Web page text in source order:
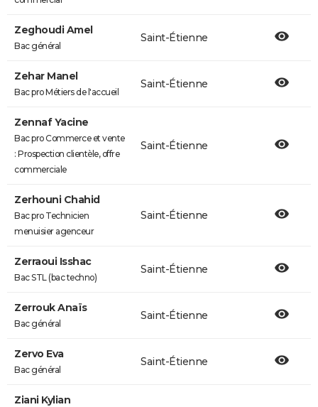
Zeghoudi Amel
Bac général
Saint-Étienne
Zehar Manel
Bac pro Métiers de l'accueil
Saint-Étienne
Zennaf Yacine
Bac pro Commerce et vente
: Prospection clientèle, offre
commerciale
Saint-Étienne
Zerhouni Chahid
Bac pro Technicien
menuisier agenceur
Saint-Étienne
Zerraoui Isshac
Bac STL (bac techno)
Saint-Étienne
Zerrouk Anaïs
Bac général
Saint-Étienne
Zervo Eva
Bac général
Saint-Étienne
Ziani Kylian